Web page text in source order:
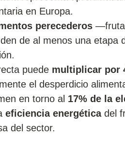
en Europa.
perecederos
de al menos una etapa
puede multiplicar por
el desperdicio
en torno al 17% de la
eficiencia energéticadel
del sector.